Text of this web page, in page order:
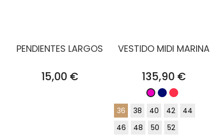
PENDIENTES LARGOS
Precio
15,00 €
VESTIDO MIDI MARINA
Precio
135,90 €
Fucsia
Azul
Marino
Coral
36
38 40 42
44
46
48 50 52